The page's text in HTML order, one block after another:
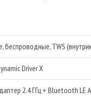
беспроводные, TWS
Driver X
2.4 ГГц + Bluetooth LE